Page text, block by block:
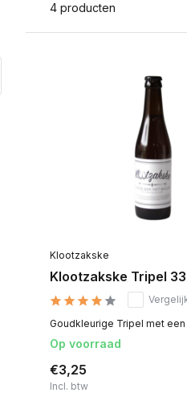
4 producten
Klootzakske
Klootzakske Tripel
Goudkleurige Tripel met een
Op voorraad
€3,25
Incl. btw